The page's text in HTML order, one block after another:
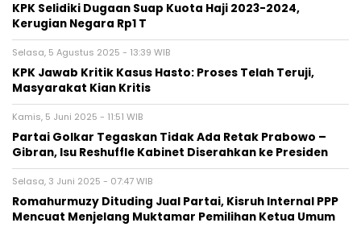
KPK Selidiki Dugaan Suap Kuota Haji 2023-2024,
Kerugian Negara Rp1 T
Selasa, 5 Agustus 2025 - 13:39 WIB
KPK Jawab Kritik Kasus Hasto: Proses Telah Teruji,
Masyarakat Kian Kritis
Kamis, 5 Juni 2025 - 11:51 WIB
Partai Golkar Tegaskan Tidak Ada Retak Prabowo –
Gibran, Isu Reshuffle Kabinet Diserahkan ke Presiden
Selasa, 3 Juni 2025 - 07:47 WIB
Romahurmuzy Dituding Jual Partai, Kisruh Internal PPP
Mencuat Menjelang Muktamar Pemilihan Ketua Umum